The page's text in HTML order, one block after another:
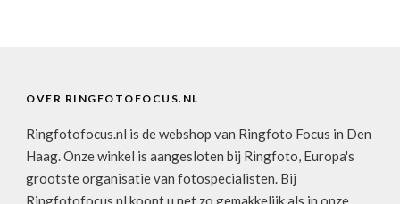
OVER RINGFOTOFOCUS.NL
Ringfotofocus.nl is de webshop van Ringfoto Focus in Den
Haag. Onze winkel is aangesloten bij Ringfoto, Europa's
grootste organisatie van fotospecialisten. Bij
Ringfotofocus.nl koopt u net zo gemakkelijk als in onze